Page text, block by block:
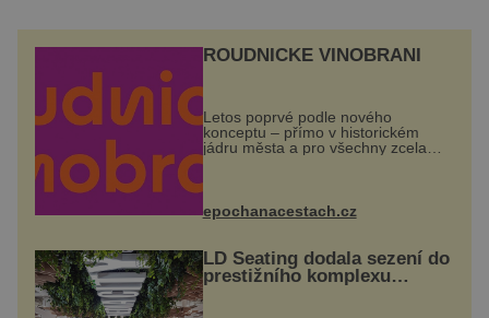
ROUDNICKÉ VINOBRANÍ
Letos poprvé podle nového
konceptu – přímo v historickém
jádru města a pro všechny zcela
zdarma. Hlavní program se
náměstí. Návštěvníci se mohou těšit
na víno, burčák, pes...
epochanacestach.cz
LD Seating dodala sezení do
prestižního komplexu
MediaCityUK v Salfordu